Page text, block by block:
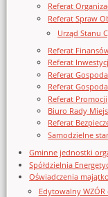
Referat
Referat Spraw
Urząd Stanu
Referat
Referat
Referat
Referat
Referat Promocji
Biuro Rady
Referat
Samodzielne
Gminne jednostki
Spółdzielnia
Oświadczenia
Edytowalny